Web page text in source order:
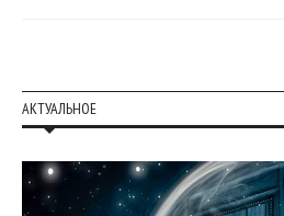
АКТУАЛЬНОЕ